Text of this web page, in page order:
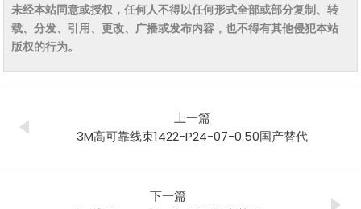
未经本站同意或授权，任何人不得以任何形式全部或部分复制、转
载、分发、引用、更改、广播或发布内容，也不得有其他侵犯本站
版权的行为。
上一篇
3M高可靠线束1422-P24-07-0.50国产替代
下一篇